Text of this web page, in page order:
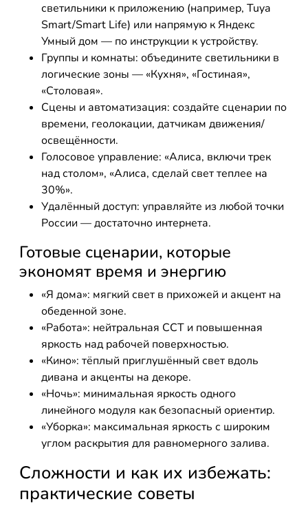
светильники к приложению (например, Tuya
Smart/Smart Life) или напрямую к Яндекс
Умный дом — по инструкции к устройству.
Группы и комнаты: объедините светильники в
логические зоны — «Кухня», «Гостиная»,
«Столовая».
Сцены и автоматизация: создайте сценарии по
времени, геолокации, датчикам движения/
освещённости.
Голосовое управление: «Алиса, включи трек
над столом», «Алиса, сделай свет теплее на
30%».
Удалённый доступ: управляйте из любой точки
России — достаточно интернета.
Готовые сценарии, которые
экономят время и энергию
«Я дома»: мягкий свет в прихожей и акцент на
обеденной зоне.
«Работа»: нейтральная CCT и повышенная
яркость над рабочей поверхностью.
«Кино»: тёплый приглушённый свет вдоль
дивана и акценты на декоре.
«Ночь»: минимальная яркость одного
линейного модуля как безопасный ориентир.
«Уборка»: максимальная яркость с широким
углом раскрытия для равномерного залива.
Сложности и как их избежать:
практические советы